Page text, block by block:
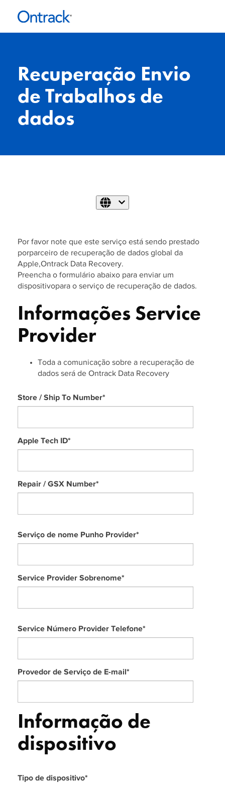
Recuperação Envio
de Trabalhos de
dados
Por favor note que este serviço está sendo prestado
porparceiro de recuperação de dados global da
Apple,Ontrack Data Recovery.
Preencha o formulário abaixo para enviar um
dispositivopara o serviço de recuperação de dados.
Informações Service
Provider
Toda a comunicação sobre a recuperação de
dados será de Ontrack Data Recovery
Store / Ship To Number*
Apple Tech ID*
Repair / GSX Number*
Serviço de nome Punho Provider*
Service Provider Sobrenome*
Service Número Provider Telefone*
Provedor de Serviço de E-mail *
Informação de
dispositivo
Tipo de dispositivo*